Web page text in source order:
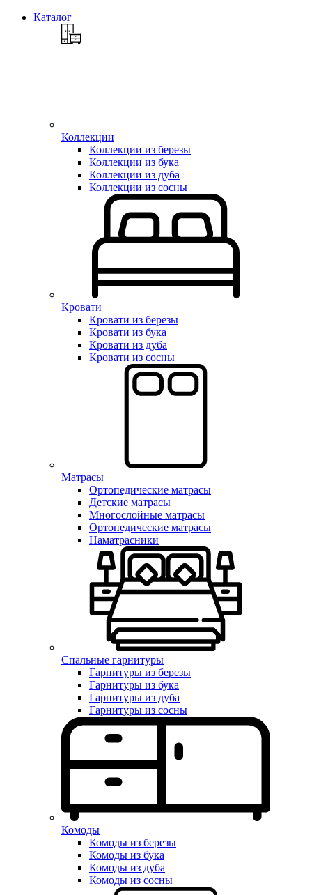
Каталог
Коллекции
Коллекции из березы
Коллекции из бука
Коллекции из дуба
Коллекции из сосны
Кровати
Кровати из березы
Кровати из бука
Кровати из дуба
Кровати из сосны
Матрасы
Ортопедические матрасы
Детские матрасы
Многослойные матрасы
Ортопедические матрасы
Наматрасники
Спальные гарнитуры
Гарнитуры из березы
Гарнитуры из бука
Гарнитуры из дуба
Гарнитуры из сосны
Комоды
Комоды из березы
Комоды из бука
Комоды из дуба
Комоды из сосны